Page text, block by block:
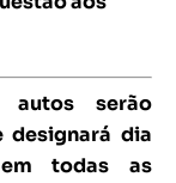
autos serão
designará dia
em todas as